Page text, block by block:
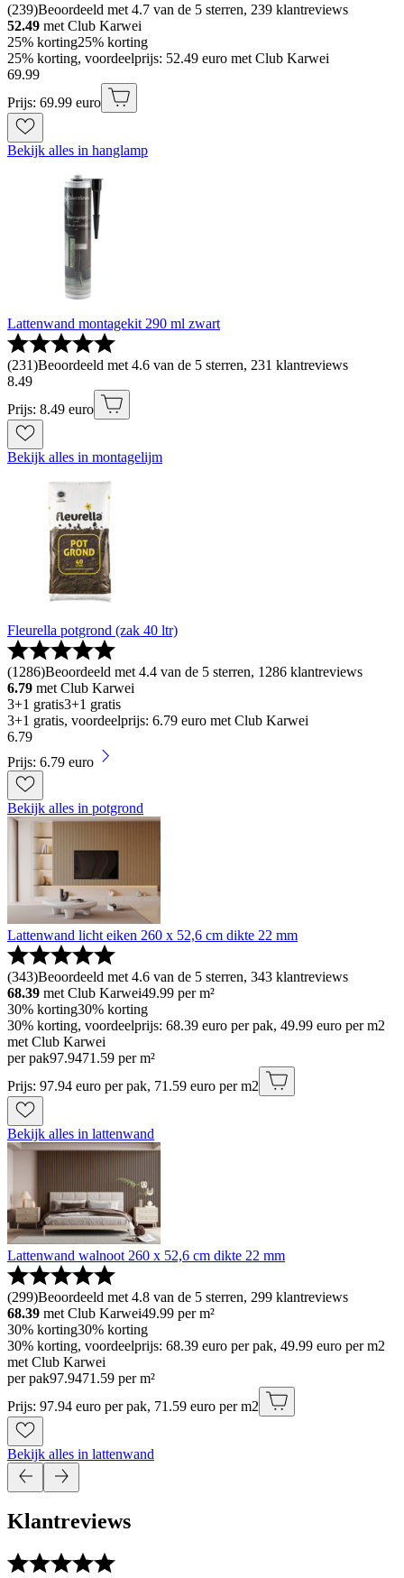
(239)Beoordeeld met 4.7 van de 5 sterren, 239 klantreviews
52.49 met Club Karwei
25% korting25% korting
25% korting, voordeelprijs: 52.49 euro met Club Karwei
69.99
Prijs: 69.99 euro
Bekijk alles in hanglamp
Lattenwand montagekit 290 ml zwart
(231)Beoordeeld met 4.6 van de 5 sterren, 231 klantreviews
8.49
Prijs: 8.49 euro
Bekijk alles in montagelijm
Fleurella potgrond (zak 40 ltr)
(1286)Beoordeeld met 4.4 van de 5 sterren, 1286 klantreviews
6.79 met Club Karwei
3+1 gratis3+1 gratis
3+1 gratis, voordeelprijs: 6.79 euro met Club Karwei
6.79
Prijs: 6.79 euro
Bekijk alles in potgrond
Lattenwand licht eiken 260 x 52,6 cm dikte 22 mm
(343)Beoordeeld met 4.6 van de 5 sterren, 343 klantreviews
68.39 met Club Karwei49.99 per m²
30% korting30% korting
30% korting, voordeelprijs: 68.39 euro per pak, 49.99 euro per m2
met Club Karwei
per pak97.9471.59 per m²
Prijs: 97.94 euro per pak, 71.59 euro per m2
Bekijk alles in lattenwand
Lattenwand walnoot 260 x 52,6 cm dikte 22 mm
(299)Beoordeeld met 4.8 van de 5 sterren, 299 klantreviews
68.39 met Club Karwei49.99 per m²
30% korting30% korting
30% korting, voordeelprijs: 68.39 euro per pak, 49.99 euro per m2
met Club Karwei
per pak97.9471.59 per m²
Prijs: 97.94 euro per pak, 71.59 euro per m2
Bekijk alles in lattenwand
Klantreviews